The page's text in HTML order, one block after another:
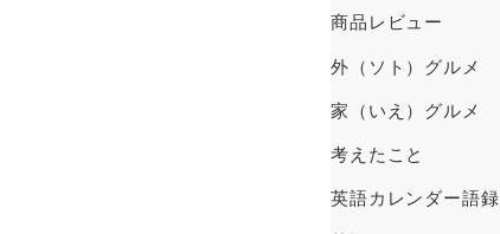
商品レビュー
外（ソト）グルメ
家（いえ）グルメ
考えたこと
英語カレンダー語録